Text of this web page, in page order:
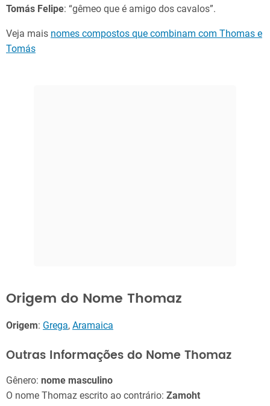
Tomás Felipe: “gêmeo que é amigo dos cavalos”.
Veja mais nomes compostos que combinam com Thomas e
Tomás
Origem do Nome Thomaz
Origem: Grega, Aramaica
Outras Informações do Nome Thomaz
Gênero: nome masculino
O nome Thomaz escrito ao contrário: Zamoht